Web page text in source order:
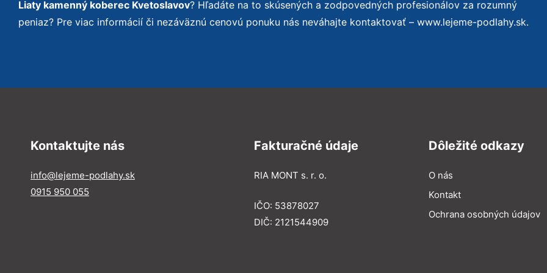
Liaty kamenný koberec Kvetoslavov? Hľadáte na to skúsených a zodpovedných profesionálov za rozumný
peniaz? Pre viac informácií či nezáväznú cenovú ponuku nás neváhajte kontaktovať – www.lejeme-podlahy.sk.
Kontaktujte nás
info@lejeme-podlahy.sk
0915 950 055
Fakturačné údaje
RIA MONT s. r. o.
IČO: 53878027
DIČ: 2121544909
Dôležité odkazy
O nás
Kontakt
Ochrana osobných údajov